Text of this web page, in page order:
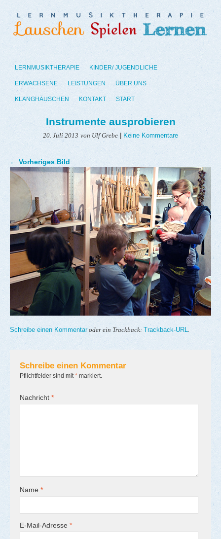
LERNMUSIKTHERAPIE KINDER/ JUGENDLICHE
ERWACHSENE LEISTUNGEN ÜBER UNS
KLANGHÄUSCHEN KONTAKT START
Instrumente ausprobieren
20. Juli 2013 von Ulf Grebe Keine Kommentare
← Vorheriges Bild
Schreibe einen Kommentaroder ein Trackback: Trackback-URL .
Schreibe einen Kommentar
Pflichtfelder sind mit * markiert.
Nachricht *
Name *
E-Mail-Adresse *